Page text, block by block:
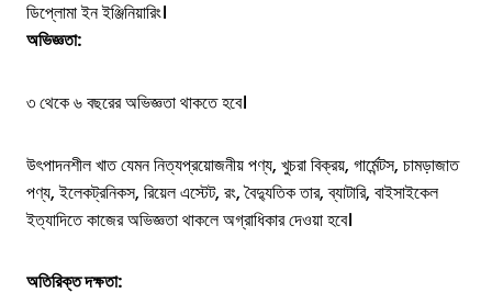
ডিপ্লোমা ইন ইঞ্জিনিয়ারিং।
অভিজ্ঞতা:
৩ থেকে ৬ বছরের অভিজ্ঞতা থাকতে হবে।
উৎপাদনশীল খাত যেমন নিত্যপ্রয়োজনীয় পণ্য, খুচরা বিক্রয়, গার্মেন্টস, চামড়াজাত
পণ্য, ইলেকট্রনিকস, রিয়েল এস্টেট, রং, বৈদ্যুতিক তার, ব্যাটারি, বাইসাইকেল
ইত্যাদিতে কাজের অভিজ্ঞতা থাকলে অগ্রাধিকার দেওয়া হবে।
অতিরিক্ত দক্ষতা: